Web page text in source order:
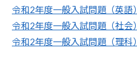
令和2年度一般入試問題（英語）
令和2年度一般入試問題（社会）
令和2年度一般入試問題（理科）